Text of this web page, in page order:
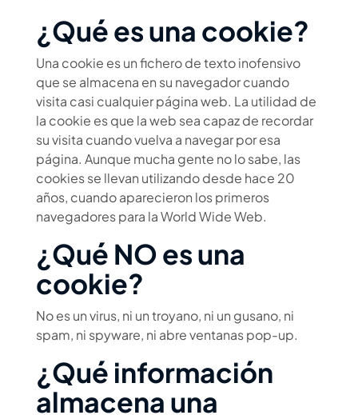
¿Qué es una cookie?
Una cookie es un fichero de texto inofensivo
que se almacena en su navegador cuando
visita casi cualquier página web. La utilidad de
la cookie es que la web sea capaz de recordar
su visita cuando vuelva a navegar por esa
página. Aunque mucha gente no lo sabe, las
cookies se llevan utilizando desde hace 20
años, cuando aparecieron los primeros
navegadores para la World Wide Web.
¿Qué NO es una
cookie?
No es un virus, ni un troyano, ni un gusano, ni
spam, ni spyware, ni abre ventanas pop-up.
¿Qué información
almacena una